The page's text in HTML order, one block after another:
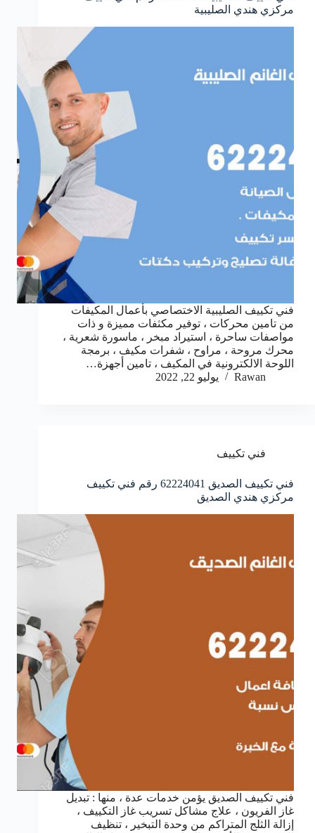
مركزي هندي الصليبية
فني تكييف الصليبية الاختصاصي بأعمال المكيفات
من تامين محركات ، توفير مكثفات مميزة و ذات
مواصفات ساحرة ، استيراد مبخر ، ماسورة شعرية ،
محرك مروحة ، مراوح ، شفرات مكيف ، برمجة
اللوحة الالكترونية في المكيف ، تامين أجهزة…
Rawan
يوليو 22, 2022
فني تكييف
فني تكييف الصديق 62224041 رقم فني تكييف
مركزي هندي الصديق
فني تكييف الصديق يؤمن خدمات عدة ، منها : تبديل
غاز الفريون ، علاج مشاكل تسريب غاز التكييف ،
إزالة الثلج المتراكم من وحدة التبخير ، تنظيف